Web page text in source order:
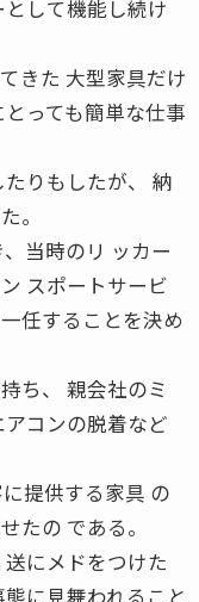
して機能し続け
きた 大型家具だけ
っても簡単な仕事
りもしたが、 納
。
当時のリ ッカー
スポートサービ
任することを決め
ち、 親会社のミ
コンの脱着など
提供する家具 の
たの である。
にメドをつけた
に見舞われること